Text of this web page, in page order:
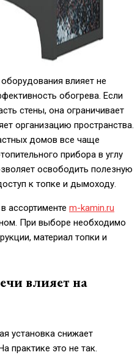
влияет не
обогрева. Если
стены, она ограничивает
организацию пространства.
домов все чаще
прибора в углу
освободить полезную
к топке и дымоходу.
ассортименте m-kamin.ru
При выборе необходимо
материал топки и
влияет на
установка снижает
практике это не так.